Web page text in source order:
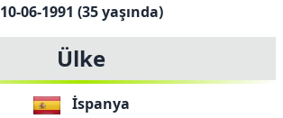
10-06-1991 (35 yaşında)
Ülke
İspanya